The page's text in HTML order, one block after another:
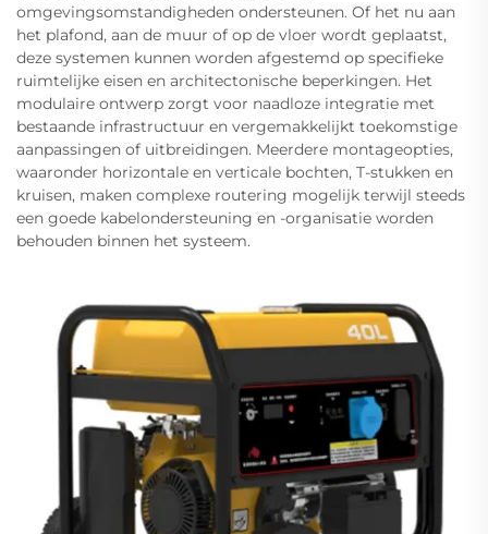
omgevingsomstandigheden ondersteunen. Of het nu aan
het plafond, aan de muur of op de vloer wordt geplaatst,
deze systemen kunnen worden afgestemd op specifieke
ruimtelijke eisen en architectonische beperkingen. Het
modulaire ontwerp zorgt voor naadloze integratie met
bestaande infrastructuur en vergemakkelijkt toekomstige
aanpassingen of uitbreidingen. Meerdere montageopties,
waaronder horizontale en verticale bochten, T-stukken en
kruisen, maken complexe routering mogelijk terwijl steeds
een goede kabelondersteuning en -organisatie worden
behouden binnen het systeem.